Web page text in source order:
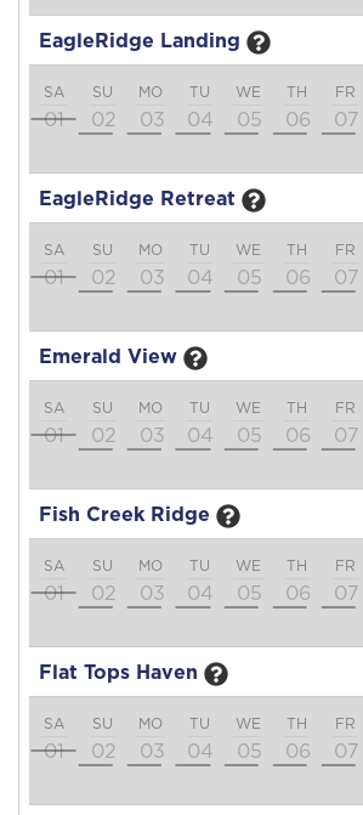
EagleRidge Landing
SA
01
SU
02
MO
03
TU
04
WE
05
TH
06
FR
07
EagleRidge Retreat
SA
01
SU
02
MO
03
TU
04
WE
05
TH
06
FR
07
Emerald View
SA
01
SU
02
MO
03
TU
04
WE
05
TH
06
FR
07
Fish Creek Ridge
SA
01
SU
02
MO
03
TU
04
WE
05
TH
06
FR
07
Flat Tops Haven
SA
01
SU
02
MO
03
TU
04
WE
05
TH
06
FR
07